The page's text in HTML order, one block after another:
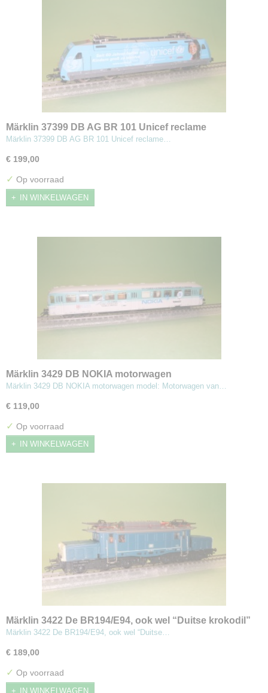
Märklin 37399 DB AG BR 101 Unicef reclame
sneltreinlocomotief
Märklin 37399 DB AG BR 101 Unicef reclame…
€ 199,00
✓ Op voorraad
IN WINKELWAGEN
Märklin 3429 DB NOKIA motorwagen
Märklin 3429 DB NOKIA motorwagen model: Motorwagen van…
€ 119,00
✓ Op voorraad
IN WINKELWAGEN
Märklin 3422 De BR194/E94, ook wel “Duitse krokodil”
electrische locomotief
Märklin 3422 De BR194/E94, ook wel “Duitse…
€ 189,00
✓ Op voorraad
IN WINKELWAGEN